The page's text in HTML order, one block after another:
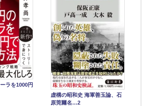
ラを1000円
虚構の昭和史 海軍善玉論、石
原莞爾名…2